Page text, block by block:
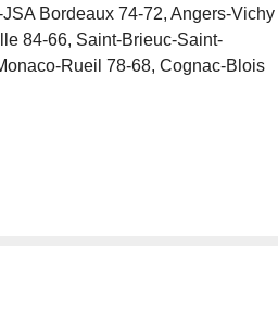
Bordeaux 74-72, Angers-Vichy
84-66, Saint-Brieuc-Saint-
Rueil 78-68, Cognac-Blois